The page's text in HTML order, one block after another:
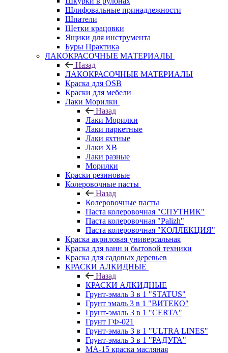
Шлифовальные принадлежности
Шпатели
Щетки крацовки
Ящики для инструмента
Буры Практика
ЛАКОКРАСОЧНЫЕ МАТЕРИАЛЫ
Назад
ЛАКОКРАСОЧНЫЕ МАТЕРИАЛЫ
Краска для OSB
Краски для мебели
Лаки Морилки
Назад
Лаки Морилки
Лаки паркетные
Лаки яхтные
Лаки ХВ
Лаки разные
Морилки
Краски резиновые
Колеровочные пасты
Назад
Колеровочные пасты
Паста колеровочная "СПУТНИК"
Паста колеровочная "Palizh"
Паста колеровочная "КОЛЛЕКЦИЯ"
Краска акриловая универсальная
Краска для ванн и бытовой техники
Краска для садовых деревьев
КРАСКИ АЛКИДНЫЕ
Назад
КРАСКИ АЛКИДНЫЕ
Грунт-эмаль 3 в 1 "STATUS"
Грунт эмаль 3 в 1 "ВИТЕКО"
Грунт-эмаль 3 в 1 "CERTA"
Грунт ГФ-021
Грунт-эмаль 3 в 1 "ULTRA LINES"
Грунт-эмаль 3 в 1 "РАДУГА"
МА-15 краска масляная